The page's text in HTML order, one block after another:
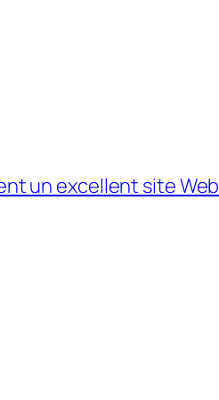
un excellent site Web